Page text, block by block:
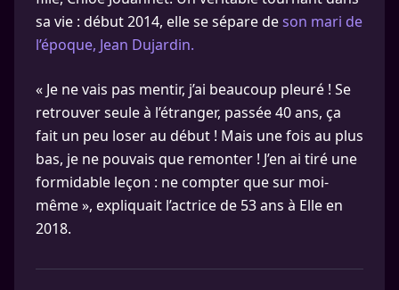
sa vie : début 2014, elle se sépare deson mari de
l’époque, Jean Dujardin.
« Je ne vais pas mentir, j’ai beaucoup pleuré ! Se
retrouver seule à l’étranger, passée 40 ans, ça
fait un peu loser au début ! Mais une fois au plus
bas, je ne pouvais que remonter ! J’en ai tiré une
formidable leçon : ne compter que sur moi-
même », expliquait l’actrice de 53 ans à Elle en
2018.